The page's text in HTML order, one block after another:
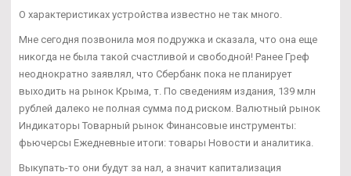
О характеристиках устройства известно не так много.
Мне сегодня позвонила моя подружка и сказала, что она еще
никогда не была такой счастливой и свободной! Ранее Греф
неоднократно заявлял, что Сбербанк пока не планирует
выходить на рынок Крыма, т. По сведениям издания, 139 млн
рублей далеко не полная сумма под риском. Валютный рынок
Индикаторы Товарный рынок Финансовые инструменты:
фьючерсы Ежедневные итоги: товары Новости и аналитика.
Выкупать-то они будут за нал, а значит капитализация